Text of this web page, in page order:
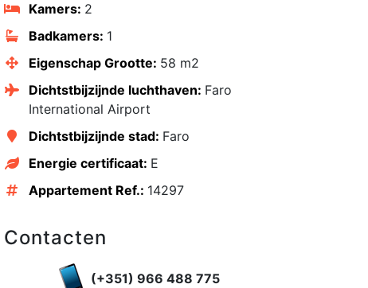
Kamers: 2
Badkamers: 1
Eigenschap Grootte: 58 m2
Dichtstbijzijnde luchthaven: Faro
International Airport
Dichtstbijzijnde stad: Faro
Energie certificaat: E
Appartement Ref.: 14297
Contacten
(+351) 966 488 775